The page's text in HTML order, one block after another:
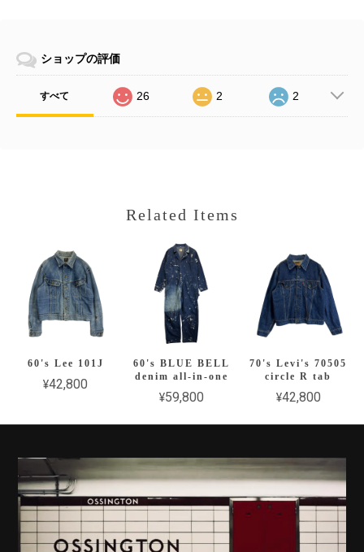
ショップの評価
すべて 26 2 2
Related Items
60's Lee 101J
¥42,800
60's BLUE BELL
denim all-in-one
¥59,800
70's Levi's 70505
circle R tab
¥42,800